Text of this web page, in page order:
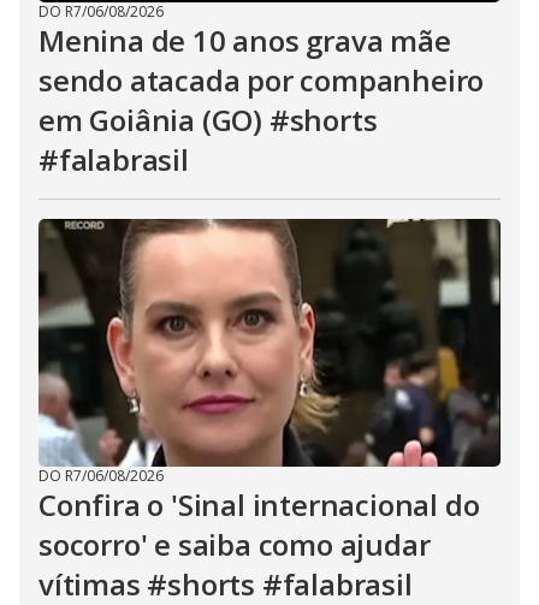
DO R7/06/08/2026
Menina de 10 anos grava mãe
sendo atacada por companheiro
em Goiânia (GO) #shorts
#falabrasil
DO R7/06/08/2026
Confira o 'Sinal internacional do
socorro' e saiba como ajudar
vítimas #shorts #falabrasil